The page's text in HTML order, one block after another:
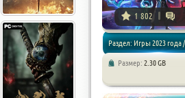
1 802
Раздел: Игры 2023 года /
Размер: 2.30 GB